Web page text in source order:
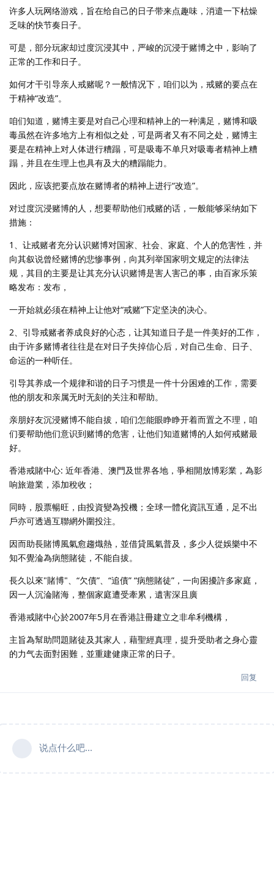
许多人玩网络游戏，旨在给自己的日子带来点趣味，消遣一下枯燥
乏味的快节奏日子。
可是，部分玩家却过度沉浸其中，严峻的沉浸于赌博之中，影响了
正常的工作和日子。
如何才干引导亲人戒赌呢？一般情况下，咱们以为，戒赌的要点在
于精神“改造”。
咱们知道，赌博主要是对自己心理和精神上的一种满足，赌博和吸
毒虽然在许多地方上有相似之处，可是两者又有不同之处，赌博主
要是在精神上对人体进行糟蹋，可是吸毒不单只对吸毒者精神上糟
蹋，并且在生理上也具有及大的糟蹋能力。
因此，应该把要点放在赌博者的精神上进行“改造”。
对过度沉浸赌博的人，想要帮助他们戒赌的话，一般能够采纳如下
措施：
1、让戒赌者充分认识赌博对国家、社会、家庭、个人的危害性，并
向其叙说曾经赌博的悲惨事例，向其列举国家明文规定的法律法
规，其目的主要是让其充分认识赌博是害人害己的事，由百家乐策
略发布：发布，
一开始就必须在精神上让他对“戒赌”下定坚决的决心。
2、引导戒赌者养成良好的心态，让其知道日子是一件美好的工作，
由于许多赌博者往往是在对日子失掉信心后，对自己生命、日子、
命运的一种听任。
引导其养成一个规律和谐的日子习惯是一件十分困难的工作，需要
他的朋友和亲属无时无刻的关注和帮助。
亲朋好友沉浸赌博不能自拔，咱们怎能眼睁睁开着而置之不理，咱
们要帮助他们意识到赌博的危害，让他们知道赌博的人如何戒赌最
好。
香港戒賭中心: 近年香港、澳門及世界各地，爭相開放博彩業，為影
响旅遊業，添加稅收；
同時，股票暢旺，由投資變為投機；全球一體化資訊互通，足不出
戶亦可透過互聯網外圍投注。
因而助長賭博風氣愈趨熾熱，並借貸風氣普及，多少人從娛樂中不
知不覺淪為病態賭徒，不能自拔。
長久以來"賭博"、“欠債”、“追債” “病態賭徒”，一向困擾許多家庭，
因一人沉淪賭海，整個家庭遭受牽累，遺害深且廣
香港戒賭中心於2007年5月在香港註冊建立之非牟利機構，
主旨為幫助問題賭徒及其家人，藉聖經真理，提升受助者之身心靈
的力气去面對困難，並重建健康正常的日子。
回复
说点什么吧...